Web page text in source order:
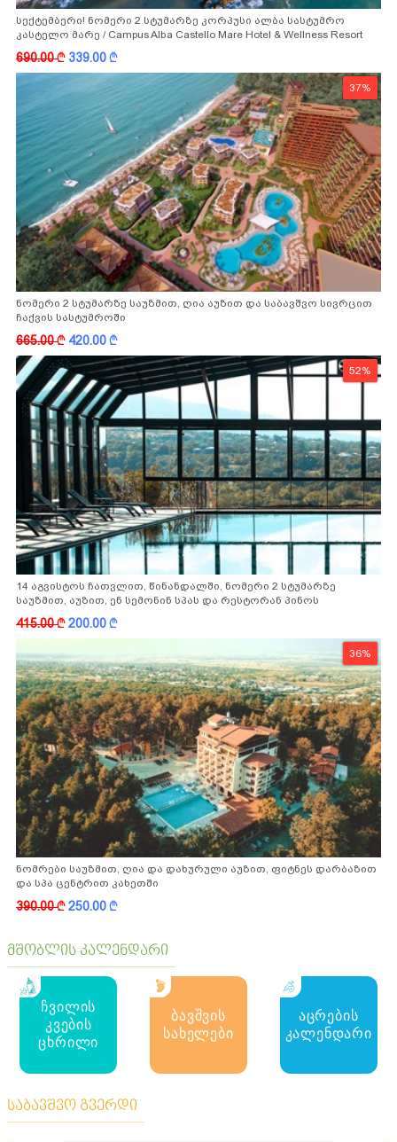
სექტემბერი! ნომერი 2 სტუმარზე კორპუსი ალბა სასტუმრო
კასტელო მარე / Campus Alba Castello Mare Hotel & Wellness Resort
690.00k 339.00k
37%
ნომერი 2 სტუმარზე საუზმით, ღია აუზით და საბავშვო სივრცით
ჩაქვის სასტუმროში
665.00k 420.00k
52%
14 აგვისტოს ჩათვლით, წინანდალში, ნომერი 2 სტუმარზე
საუზმით, აუზით, ენ სემონინ სპას და რესტორან პინოს
ფასდაკლებით
415.00k200.00k
36%
ნომრები საუზმით, ღია და დახურული აუზით, ფიტნეს დარბაზით
და სპა ცენტრით კახეთში
390.00k250.00k
მშობლის კალენდარი
ჩვილის
კვების
ცხრილი
ბავშვის
სახელები
აცრების
კალენდარი
საბავშვო გვერდი